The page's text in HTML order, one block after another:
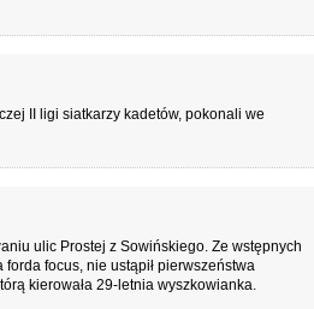
II ligi siatkarzy kadetów, pokonali we
ulic Prostej z Sowińskiego. Ze wstępnych
focus, nie ustąpił pierwszeństwa
kierowała 29-letnia wyszkowianka.